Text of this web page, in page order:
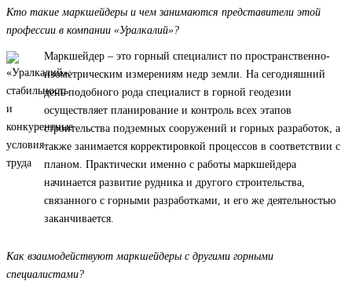
Кто такие маркшейдеры и чем занимаются представители этой
профессии в компании «Уралкалий»?
Маркшейдер – это горный специалист по пространственно-
изометрическим измерениям недр земли. На сегодняшний
день подобного рода специалист в горной геодезии
осуществляет планирование и контроль всех этапов
строительства подземных сооружений и горных разработок, а
также занимается корректировкой процессов в соответствии с
планом. Практически именно с работы маркшейдера
начинается развитие рудника и другого строительства,
связанного с горными разработками, и его же деятельностью
заканчивается.
Как взаимодействуют маркшейдеры с другими горными
специалистами?